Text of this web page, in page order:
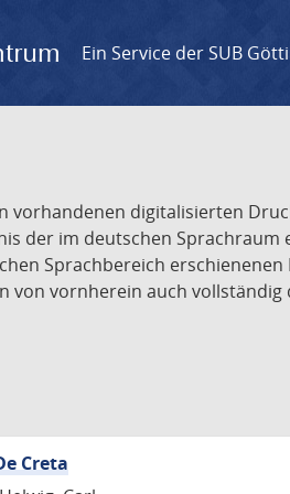
Ein Service der SUB
vorhandenen digitalisierten
der im deutschen
Sprachbereich
vornherein auch
Creta